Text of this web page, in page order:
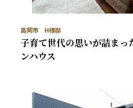
高岡市 H様邸
子育て世代の思いが詰まっ
ンハウス